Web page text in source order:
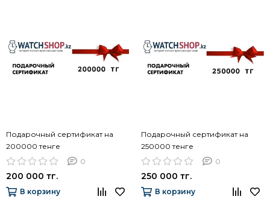
Подарочный сертификат на
200000 тенге
0
200 000 тг.
В корзину
Подарочный сертификат на
250000 тенге
0
250 000 тг.
В корзину